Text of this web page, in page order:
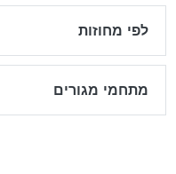
לפי מחוזות
מתחמי מגורים